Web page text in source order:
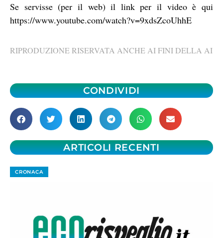
Se servisse (per il web) il link per il video è qui
https://www.youtube.com/watch?v=9xdsZcoUhhE
RIPRODUZIONE RISERVATA ANCHE AI FINI DELLA AI
CONDIVIDI
ARTICOLI RECENTI
CRONACA